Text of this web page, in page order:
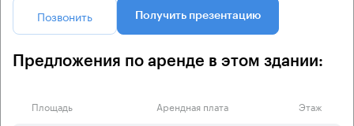
Позвонить Получить презентацию
Предложения по аренде в этом здании:
Площадь Арендная плата Этаж